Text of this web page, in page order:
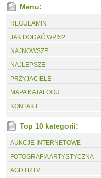
Menu:
REGULAMIN
JAK DODAĆ WPIS?
NAJNOWSZE
NAJLEPSZE
PRZYJACIELE
MAPA KATALOGU
KONTAKT
Top 10 kategorii:
AUKCJE INTERNETOWE
FOTOGRAFIA ARTYSTYCZNA
AGD I RTV